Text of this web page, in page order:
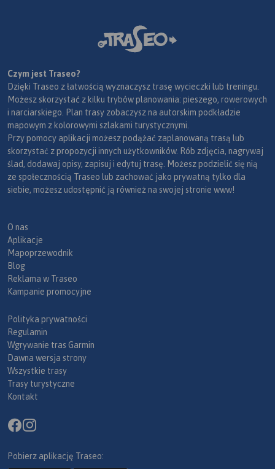
Czym jest Traseo?
Dzięki Traseo z łatwością wyznaczysz trasę wycieczki lub treningu.
Możesz skorzystać z kilku trybów planowania: pieszego, rowerowych
i narciarskiego. Plan trasy zobaczysz na autorskim podkładzie
mapowym z kolorowymi szlakami turystycznymi.
Przy pomocy aplikacji możesz podążać zaplanowaną trasą lub
skorzystać z propozycji innych użytkowników. Rób zdjęcia, nagrywaj
ślad, dodawaj opisy, zapisuj i edytuj trasę. Możesz podzielić się nią
ze społecznością Traseo lub zachować jako prywatną tylko dla
siebie, możesz udostępnić ją również na swojej stronie www!
O nas
Aplikacje
Mapoprzewodnik
Blog
Reklama w Traseo
Kampanie promocyjne
Polityka prywatności
Regulamin
Wgrywanie tras Garmin
Dawna wersja strony
Wszystkie trasy
Trasy turystyczne
Kontakt
Pobierz aplikację Traseo: